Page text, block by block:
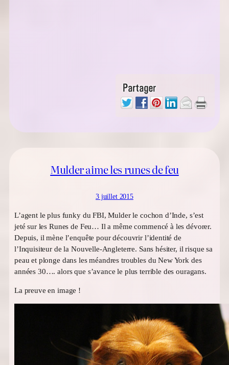
Mulder aime les runes de feu
3 juillet 2015
L’agent le plus funky du FBI, Mulder le cochon d’Inde, s’est
jeté sur les Runes de Feu… Il a même commencé à les dévorer.
Depuis, il mène l’enquête pour découvrir l’identité de
l’Inquisiteur de la Nouvelle-Angleterre. Sans hésiter, il risque sa
peau et plonge dans les méandres troubles du New York des
années 30…. alors que s’avance le plus terrible des ouragans.
La preuve en image !